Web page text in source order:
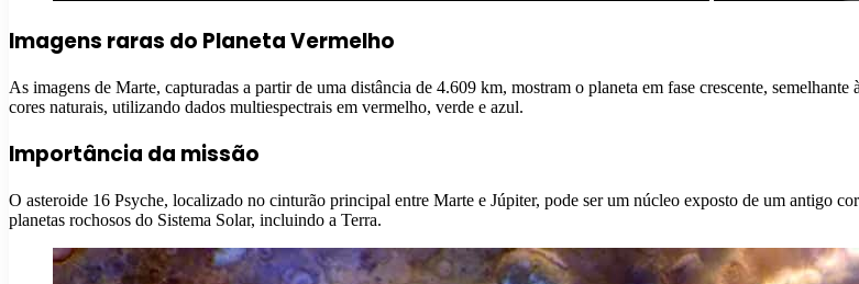
Imagens raras do Planeta Vermelho
As imagens de Marte, capturadas a partir de uma distância de 4.609 km, mostram o planeta em fase crescente,
cores naturais, utilizando dados multiespectrais em vermelho, verde e azul.
Importância da missão
O asteroide 16 Psyche, localizado no cinturão principal entre Marte e Júpiter, pode ser um núcleo exposto de um antigo
planetas rochosos do Sistema Solar, incluindo a Terra.